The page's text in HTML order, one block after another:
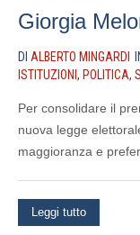
Giorgia
DI ALBERTO MINGARDI
ISTITUZIONI , POLITICA,
Per consolidare il
nuova legge
maggioranza e
Leggi tutto